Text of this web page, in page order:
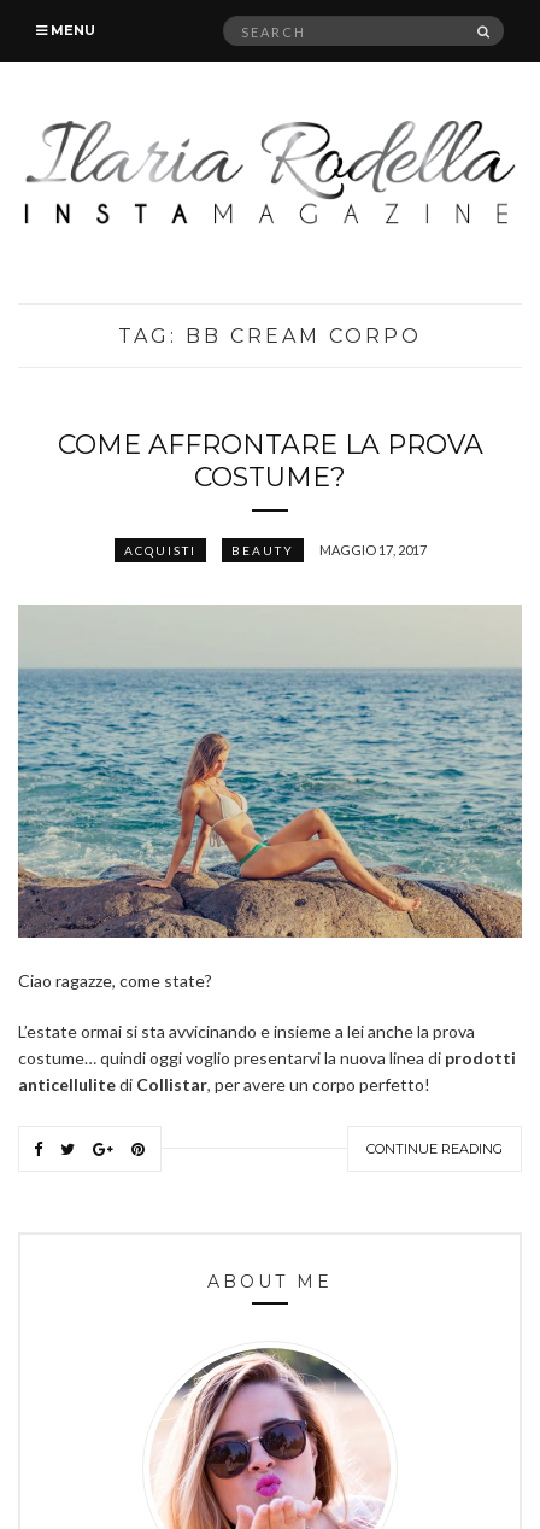
MENU
Search
TAG: BB CREAM CORPO
COME AFFRONTARE LA PROVA
COSTUME?
ACQUISTI BEAUTY MAGGIO 17, 2017
Ciao ragazze, come state?
L’estate ormai si sta avvicinando e insieme a lei anche la prova
costume… quindi oggi voglio presentarvi la nuova linea di prodotti
anticellulitedi Collistar, per avere un corpo perfetto!
CONTINUE READING
ABOUT ME